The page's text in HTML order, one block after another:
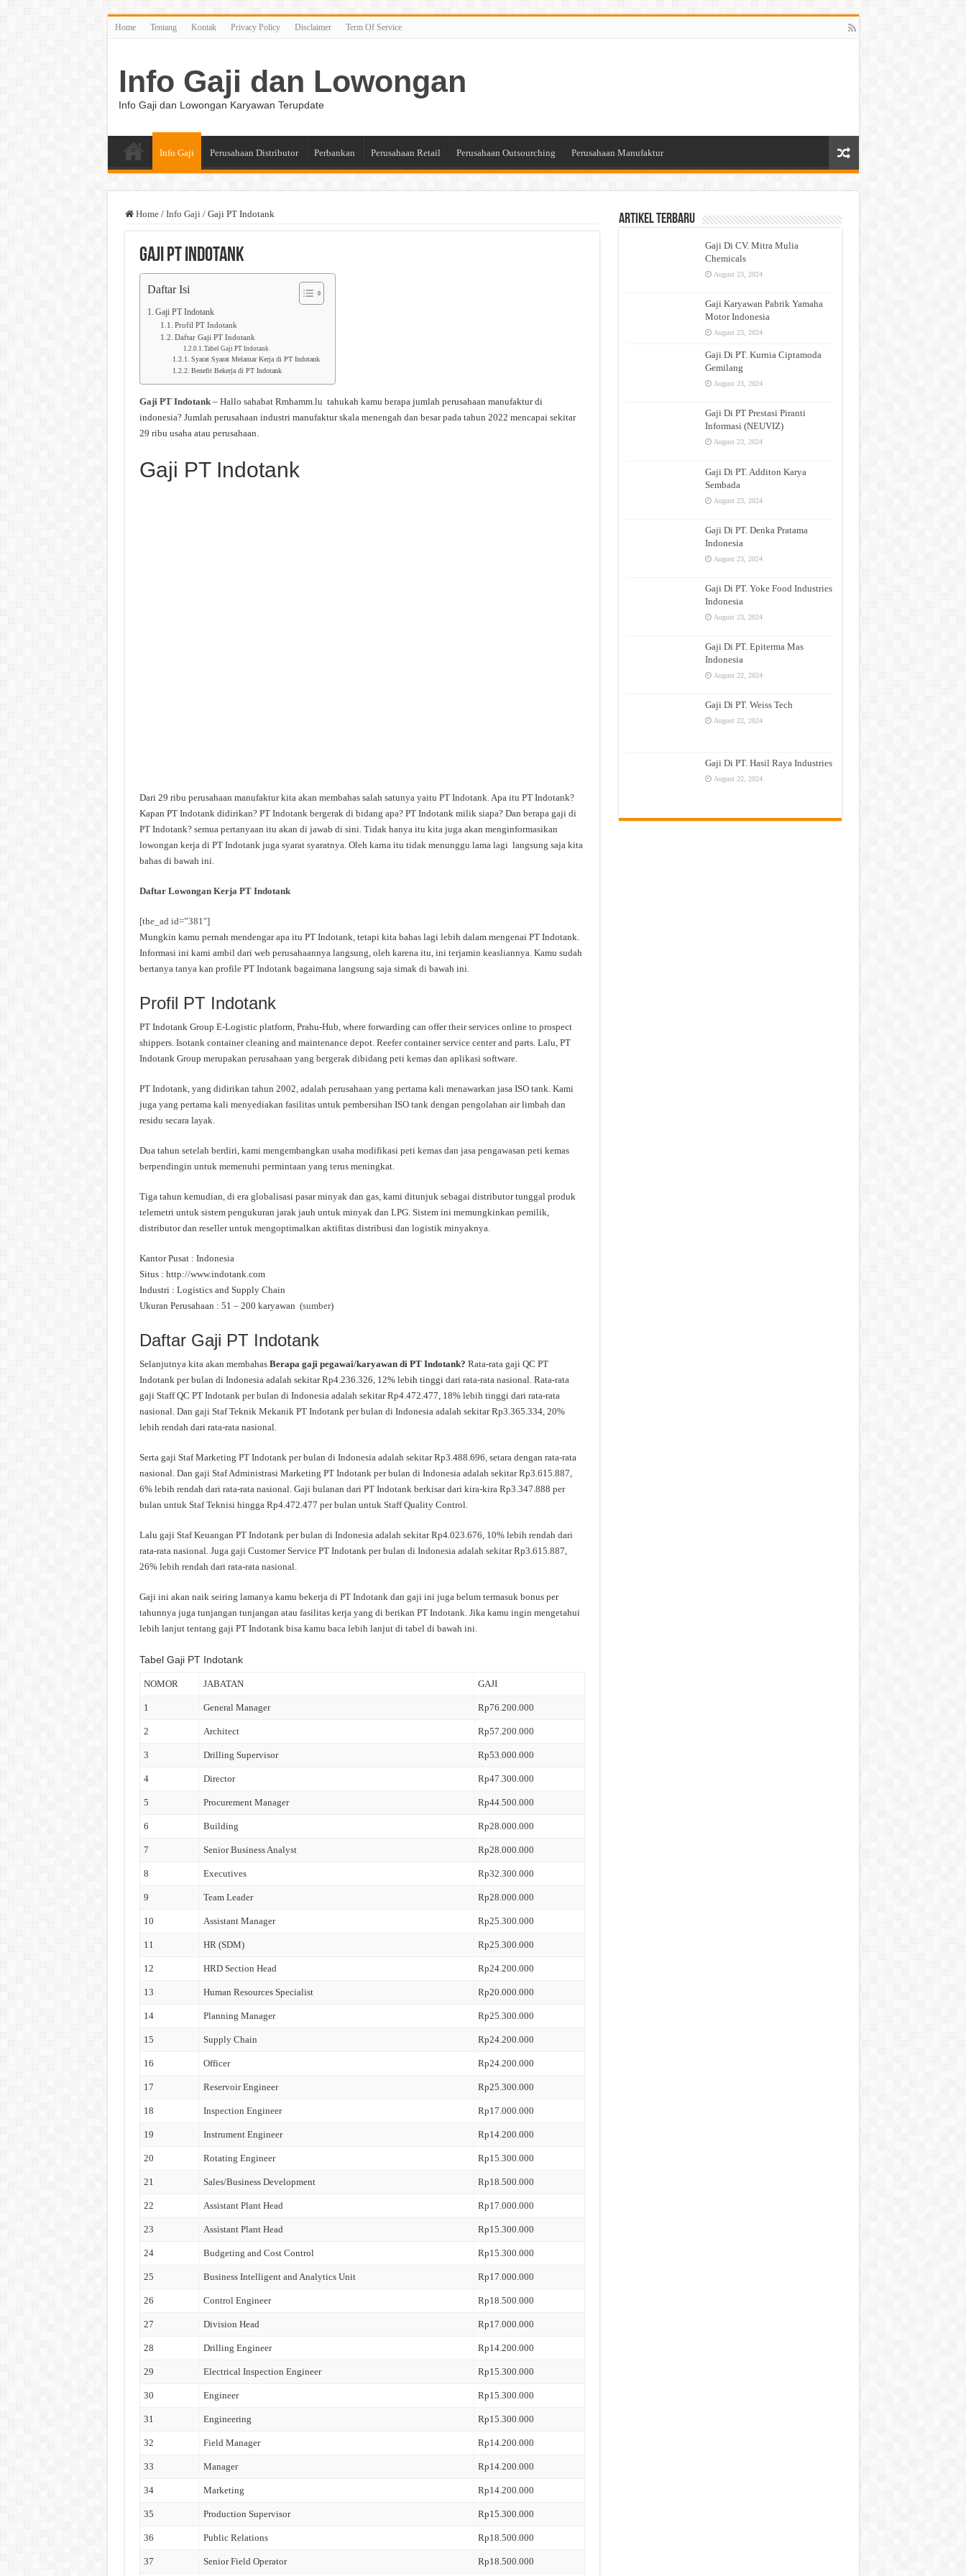
Home Tentang Kontak Privacy Policy Disclaimer Term Of Service
Info Gaji dan Lowongan
Info Gaji dan Lowongan Karyawan Terupdate
Info Gaji Perusahaan Distributor Perbankan Perusahaan Retail Perusahaan Outsourching Perusahaan Manufaktur
Home / Info Gaji / Gaji PT Indotank
Gaji PT Indotank
Daftar Isi
Gaji PT Indotank
Profil PT Indotank
Daftar Gaji PT Indotank
Tabel Gaji PT Indotank
Syarat Syarat Melamar Kerja di PT Indotank
Benefit Bekerja di PT Indotank
Gaji PT Indotank– Hallo sahabat Rmhamm.lu tahukah kamu berapa jumlah perusahaan manufaktur di
indonesia? Jumlah perusahaan industri manufaktur skala menengah dan besar pada tahun 2022 mencapai sekitar
29 ribu usaha atau perusahaan.
Gaji PT Indotank
Dari 29 ribu perusahaan manufaktur kita akan membahas salah satunya yaitu PT Indotank. Apa itu PT Indotank?
Kapan PT Indotank didirikan? PT Indotank bergerak di bidang apa? PT Indotank milik siapa? Dan berapa gaji di
PT Indotank? semua pertanyaan itu akan di jawab di sini. Tidak hanya itu kita juga akan menginformasikan
lowongan kerja di PT Indotank juga syarat syaratnya. Oleh karna itu tidak menunggu lama lagi langsung saja kita
bahas di bawah ini.
Daftar Lowongan Kerja PT Indotank
[the_ad id=”381″]
Mungkin kamu pernah mendengar apa itu PT Indotank, tetapi kita bahas lagi lebih dalam mengenai PT Indotank.
Informasi ini kami ambil dari web perusahaannya langsung, oleh karena itu, ini terjamin keasliannya. Kamu sudah
bertanya tanya kan profile PT Indotank bagaimana langsung saja simak di bawah ini.
Profil PT Indotank
PT Indotank Group E-Logistic platform, Prahu-Hub, where forwarding can offer their services online to prospect
shippers. Isotank container cleaning and maintenance depot. Reefer container service center and parts. Lalu, PT
Indotank Group merupakan perusahaan yang bergerak dibidang peti kemas dan aplikasi software.
PT Indotank, yang didirikan tahun 2002, adalah perusahaan yang pertama kali menawarkan jasa ISO tank. Kami
juga yang pertama kali menyediakan fasilitas untuk pembersihan ISO tank dengan pengolahan air limbah dan
residu secara layak.
Dua tahun setelah berdiri, kami mengembangkan usaha modifikasi peti kemas dan jasa pengawasan peti kemas
berpendingin untuk memenuhi permintaan yang terus meningkat.
Tiga tahun kemudian, di era globalisasi pasar minyak dan gas, kami ditunjuk sebagai distributor tunggal produk
telemetri untuk sistem pengukuran jarak jauh untuk minyak dan LPG. Sistem ini memungkinkan pemilik,
distributor dan reseller untuk mengoptimalkan aktifitas distribusi dan logistik minyaknya.
Kantor Pusat : Indonesia
Situs : http://www.indotank.com
Industri : Logistics and Supply Chain
Ukuran Perusahaan : 51 – 200 karyawan (sumber)
Daftar Gaji PT Indotank
Selanjutnya kita akan membahas Berapa gaji pegawai/karyawan di PT Indotank? Rata-rata gaji QC PT
Indotank per bulan di Indonesia adalah sekitar Rp4.236.326, 12% lebih tinggi dari rata-rata nasional. Rata-rata
gaji Staff QC PT Indotank per bulan di Indonesia adalah sekitar Rp4.472.477, 18% lebih tinggi dari rata-rata
nasional. Dan gaji Staf Teknik Mekanik PT Indotank per bulan di Indonesia adalah sekitar Rp3.365.334, 20%
lebih rendah dari rata-rata nasional.
Serta gaji Staf Marketing PT Indotank per bulan di Indonesia adalah sekitar Rp3.488.696, setara dengan rata-rata
nasional. Dan gaji Staf Administrasi Marketing PT Indotank per bulan di Indonesia adalah sekitar Rp3.615.887,
6% lebih rendah dari rata-rata nasional. Gaji bulanan dari PT Indotank berkisar dari kira-kira Rp3.347.888 per
bulan untuk Staf Teknisi hingga Rp4.472.477 per bulan untuk Staff Quality Control.
Lalu gaji Staf Keuangan PT Indotank per bulan di Indonesia adalah sekitar Rp4.023.676, 10% lebih rendah dari
rata-rata nasional. Juga gaji Customer Service PT Indotank per bulan di Indonesia adalah sekitar Rp3.615.887,
26% lebih rendah dari rata-rata nasional.
Gaji ini akan naik seiring lamanya kamu bekerja di PT Indotank dan gaji ini juga belum termasuk bonus per
tahunnya juga tunjangan tunjangan atau fasilitas kerja yang di berikan PT Indotank. Jika kamu ingin mengetahui
lebih lanjut tentang gaji PT Indotank bisa kamu baca lebih lanjut di tabel di bawah ini.
Tabel Gaji PT Indotank
NOMOR JABATAN GAJI
1 General Manager Rp76.200.000
2 Architect Rp57.200.000
3 Drilling Supervisor Rp53.000.000
4 Director Rp47.300.000
5 Procurement Manager Rp44.500.000
6 Building Rp28.000.000
7 Senior Business Analyst Rp28.000.000
8 Executives Rp32.300.000
9 Team Leader Rp28.000.000
10 Assistant Manager Rp25.300.000
11 HR (SDM) Rp25.300.000
12 HRD Section Head Rp24.200.000
13 Human Resources Specialist Rp20.000.000
14 Planning Manager Rp25.300.000
15 Supply Chain Rp24.200.000
16 Officer Rp24.200.000
17 Reservoir Engineer Rp25.300.000
18 Inspection Engineer Rp17.000.000
19 Instrument Engineer Rp14.200.000
20 Rotating Engineer Rp15.300.000
21 Sales/Business Development Rp18.500.000
22 Assistant Plant Head Rp17.000.000
23 Assistant Plant Head Rp15.300.000
24 Budgeting and Cost Control Rp15.300.000
25 Business Intelligent and Analytics Unit Rp17.000.000
26 Control Engineer Rp18.500.000
27 Division Head Rp17.000.000
28 Drilling Engineer Rp14.200.000
29 Electrical Inspection Engineer Rp15.300.000
30 Engineer Rp15.300.000
31 Engineering Rp15.300.000
32 Field Manager Rp14.200.000
33 Manager Rp14.200.000
34 Marketing Rp14.200.000
35 Production Supervisor Rp15.300.000
36 Public Relations Rp18.500.000
37 Senior Field Operator Rp18.500.000
Artikel Terbaru
Gaji Di CV. Mitra Mulia
Chemicals
August 23, 2024
Gaji Karyawan Pabrik Yamaha
Motor Indonesia
August 23, 2024
Gaji Di PT. Kurnia Ciptamoda
Gemilang
August 23, 2024
Gaji Di PT Prestasi Piranti
Informasi (NEUVIZ)
August 23, 2024
Gaji Di PT. Additon Karya
Sembada
August 23, 2024
Gaji Di PT. Denka Pratama
Indonesia
August 23, 2024
Gaji Di PT. Yoke Food Industries
Indonesia
August 23, 2024
Gaji Di PT. Epiterma Mas
Indonesia
August 22, 2024
Gaji Di PT. Weiss Tech
August 22, 2024
Gaji Di PT. Hasil Raya Industries
August 22, 2024